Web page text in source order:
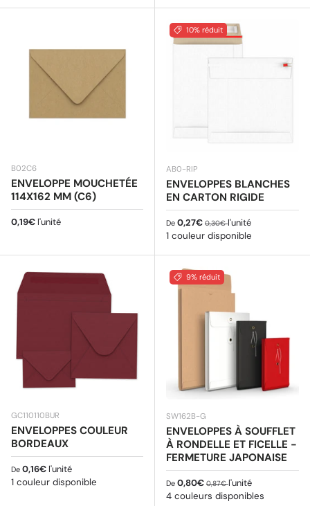
B02C6
ENVELOPPE MOUCHETÉE
114X162 MM (C6)
Prix habituel
0,19€ l'unité
10% réduit
AB0-RIP
ENVELOPPES BLANCHES
EN CARTON RIGIDE
Prix soldé
De 0,27€ Prix habituel
0,30€l'unité
1 couleur disponible
GC110110BUR
ENVELOPPES COULEUR
BORDEAUX
Prix habituel
De 0,16€ l'unité
1 couleur disponible
9% réduit
SW162B-G
ENVELOPPES À SOUFFLET
À RONDELLE ET FICELLE -
FERMETURE JAPONAISE
Prix soldé
De 0,80€ Prix habituel
0,87€l'unité
4 couleurs disponibles